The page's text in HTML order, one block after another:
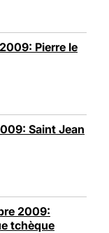
Pierre le
Saint Jean
2009:
tchèque